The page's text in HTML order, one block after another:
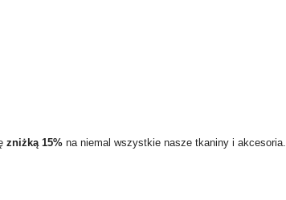
zniżką 15% na niemal wszystkie nasze tkaniny i akcesoria.